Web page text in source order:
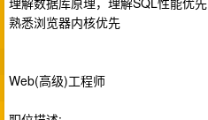
熟悉浏览器内核优先
Web(高级)工程师